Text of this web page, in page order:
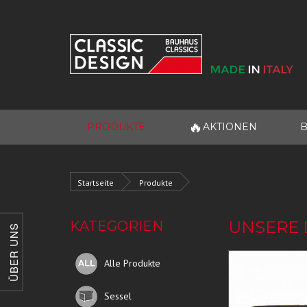
ÜBER UNS
PRODUKTE 🔥 AKTIONEN
Startseite Produkte
KATEGORIEN
Alle Produkte
Sessel
UNSERE